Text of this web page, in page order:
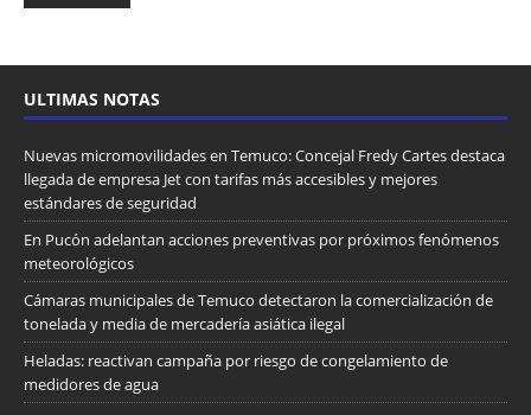
ULTIMAS NOTAS
Nuevas micromovilidades en Temuco: Concejal Fredy Cartes destaca
llegada de empresa Jet con tarifas más accesibles y mejores
estándares de seguridad
En Pucón adelantan acciones preventivas por próximos fenómenos
meteorológicos
Cámaras municipales de Temuco detectaron la comercialización de
tonelada y media de mercadería asiática ilegal
Heladas: reactivan campaña por riesgo de congelamiento de
medidores de agua